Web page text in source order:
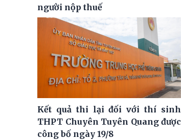
người nộp thuế
Kết quả thi lại đối với thí sinh
THPT Chuyên Tuyên Quang được
công bố ngày 19/8